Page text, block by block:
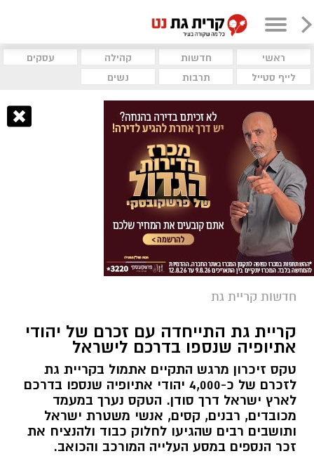
ראשי חדשות קהילה
עסקים
לייף סטייל
תרבות נשים
חדשות קריית גת
קריית גת התייחדה עם זכרם של יהודי
אתיופיה שנספו בדרכם לישראל
טקס זיכרון מרגש התקיים אתמול בקריית גת
לזכרם של כ-4,000 יהודי אתיופיה שנספו בדרכם
לארץ ישראל דרך סודן. הטקס נערך במעמד
מכובדים, רבנים, קסים, אנשי משטרת ישראל
ותושבים רבים שהגיעו לחלוק כבוד ולהנציח את
זכר הנספים במסע העלייה המורכב והכואב.